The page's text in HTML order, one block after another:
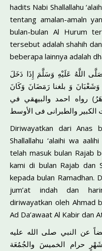
hadits Nabi Shallallahu
tentang amalan-amaln
bulan-bulan Al Hurum
tersebut adalah shahih
beberapa lainnya adalah
اللَّهُ عَلَيْهِ وَسَلَّمَ إِذَا دَخَلَ
وَ بلغنا رَمَضَانَ وَكَانَ
رواه احمد والبيهقي في
الكبير والطبرانى فى الأوسط
Diriwayatkan dari Anas
Shallallahu ‘alaihi wa
telah masuk bulan Rajab
kami di bulan Rajab dan
kepada bulan Ramadhan.
jum’at indah dan
diriwayatkan oleh Ahmad
Ad Da’awaat Al Kabir dan
عن النبي صلى الله عليه
حرام الخميسَ والجُمُعَة